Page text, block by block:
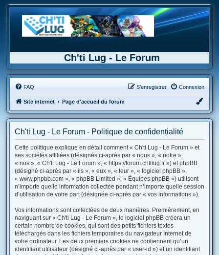
Ch'ti Lug - Le Forum
FAQ Connexion
S’enregistrer
Site internet Page d'accueil du forum
Ch'ti Lug - Le Forum - Politique de confidentialité
Cette politique explique en détail comment « Ch'ti Lug - Le Forum » et
ses sociétés affiliées (désignés ci-après par « nous », « notre »,
« nos », « Ch'ti Lug - Le Forum », « https://forum.chtilug.fr ») et phpBB
(désigné ci-après par « ils », « eux », « leur », « logiciel phpBB »,
« www.phpbb.com », « phpBB Limited », « Équipes phpBB ») utilisent
n’importe quelle information collectée pendant n’importe quelle session
d’utilisation de votre part (désignée ci-après par « vos informations »).
Vos informations sont collectées de deux manières. Premièrement, en
naviguant sur « Ch'ti Lug - Le Forum », le logiciel phpBB créera un
certain nombre de cookies, qui sont des petits fichiers textes
téléchargés dans les fichiers temporaires du navigateur Internet de
votre ordinateur. Les deux premiers cookies ne contiennent qu’un
identifiant utilisateur (désigné ci-après par « user-id ») et un identifiant